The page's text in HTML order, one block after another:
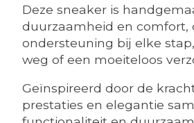
Deze sneaker is
duurzaamheid en comfort,
ondersteuning bij elke
weg of een moeiteloos
Geïnspireerd door de
prestaties en elegantie